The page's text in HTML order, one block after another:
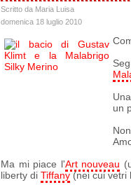
Scritto da Maria Luisa
domenica 18 luglio 2010
un
Ma mi piace l'Art nouveau
liberty di Tiffany(nei cui vetri